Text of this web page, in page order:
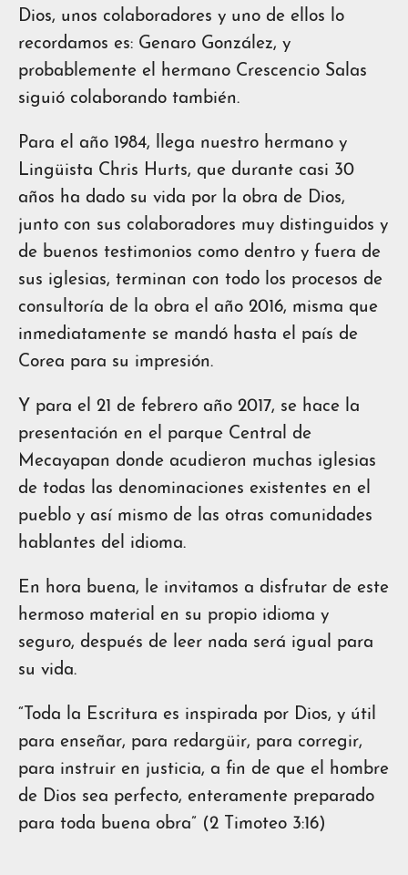
Dios, unos colaboradores y uno de ellos lo
recordamos es: Genaro González, y
probablemente el hermano Crescencio Salas
siguió colaborando también.
Para el año 1984, llega nuestro hermano y
Lingüista Chris Hurts, que durante casi 30
años ha dado su vida por la obra de Dios,
junto con sus colaboradores muy distinguidos y
de buenos testimonios como dentro y fuera de
sus iglesias, terminan con todo los procesos de
consultoría de la obra el año 2016, misma que
inmediatamente se mandó hasta el país de
Corea para su impresión.
Y para el 21 de febrero año 2017, se hace la
presentación en el parque Central de
Mecayapan donde acudieron muchas iglesias
de todas las denominaciones existentes en el
pueblo y así mismo de las otras comunidades
hablantes del idioma.
En hora buena, le invitamos a disfrutar de este
hermoso material en su propio idioma y
seguro, después de leer nada será igual para
su vida.
“Toda la Escritura es inspirada por Dios, y útil
para enseñar, para redargüir, para corregir,
para instruir en justicia, a fin de que el hombre
de Dios sea perfecto, enteramente preparado
para toda buena obra” (2 Timoteo 3:16)